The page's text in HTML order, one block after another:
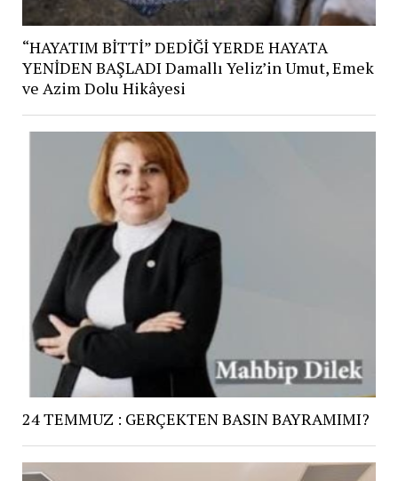
“HAYATIM BİTTİ” DEDİĞİ YERDE HAYATA
YENİDEN BAŞLADI Damallı Yeliz’in Umut, Emek
ve Azim Dolu Hikâyesi
24 TEMMUZ : GERÇEKTEN BASIN BAYRAMIMI?